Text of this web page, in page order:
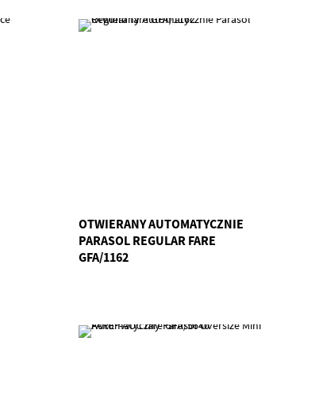
OTWIERANY AUTOMATYCZNIE
PARASOL REGULAR FARE
GFA/1162